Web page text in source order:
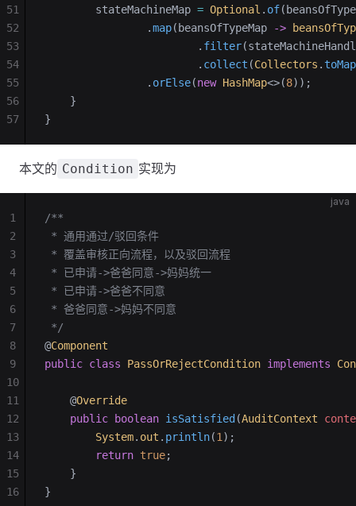
        stateMachineMap
= Optional . of
                .
map(beansOfTypeMap ->
                        .
filter
                        .
collect (Collectors .toMap
                .
orElse(new HashMap<>(8));
    }
}
51
52
53
54
55
56
57
本文的 Condition 实现为
java
/**
* 通用通过/驳回条件
* 覆盖审核正向流程，以及驳回流程
* 已申请->爸爸同意->妈妈统一
* 已申请->爸爸不同意
* 爸爸同意->妈妈不同意
*/
@Component
public class PassOrRejectCondition implements
    @
Override
    public
boolean isSatisfied (AuditContext
        System
. out . println(1);
        return
true;
    }
}
1
2
3
4
5
6
7
8
9
10
11
12
13
14
15
16